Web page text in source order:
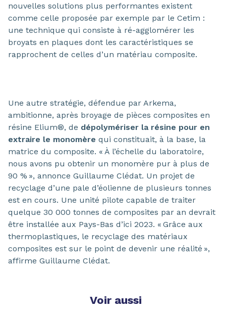
nouvelles solutions plus performantes existent
comme celle proposée par exemple par le Cetim :
une technique qui consiste à ré-agglomérer les
broyats en plaques dont les caractéristiques se
rapprochent de celles d’un matériau composite.
Une autre stratégie, défendue par Arkema,
ambitionne, après broyage de pièces composites en
résine Elium®, de dépolymériser la résine pour en
extraire le monomère qui constituait, à la base, la
matrice du composite. « À l’échelle du laboratoire,
nous avons pu obtenir un monomère pur à plus de
90 % », annonce Guillaume Clédat. Un projet de
recyclage d’une pale d’éolienne de plusieurs tonnes
est en cours. Une unité pilote capable de traiter
quelque 30 000 tonnes de composites par an devrait
être installée aux Pays-Bas d’ici 2023. « Grâce aux
thermoplastiques, le recyclage des matériaux
composites est sur le point de devenir une réalité »,
affirme Guillaume Clédat.
Voir aussi